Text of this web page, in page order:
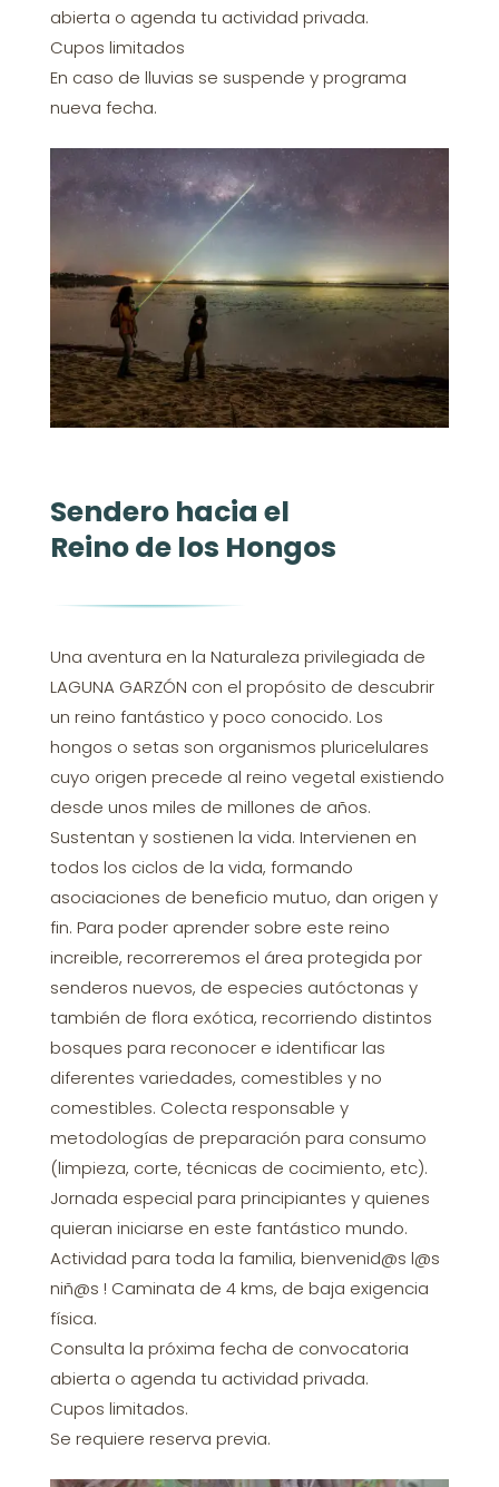
abierta o agenda tu actividad privada.
Cupos limitados
En caso de lluvias se suspende y programa
nueva fecha.
Sendero hacia el
Reino de los Hongos
Una aventura en la Naturaleza privilegiada de
LAGUNA GARZÓN con el propósito de descubrir
un reino fantástico y poco conocido. Los
hongos o setas son organismos pluricelulares
cuyo origen precede al reino vegetal existiendo
desde unos miles de millones de años.
Sustentan y sostienen la vida. Intervienen en
todos los ciclos de la vida, formando
asociaciones de beneficio mutuo, dan origen y
fin. Para poder aprender sobre este reino
increible, recorreremos el área protegida por
senderos nuevos, de especies autóctonas y
también de flora exótica, recorriendo distintos
bosques para reconocer e identificar las
diferentes variedades, comestibles y no
comestibles. Colecta responsable y
metodologías de preparación para consumo
(limpieza, corte, técnicas de cocimiento, etc).
Jornada especial para principiantes y quienes
quieran iniciarse en este fantástico mundo.
Actividad para toda la familia, bienvenid@s l@s
niñ@s ! Caminata de 4 kms, de baja exigencia
física.
Consulta la próxima fecha de convocatoria
abierta o agenda tu actividad privada.
Cupos limitados.
Se requiere reserva previa.